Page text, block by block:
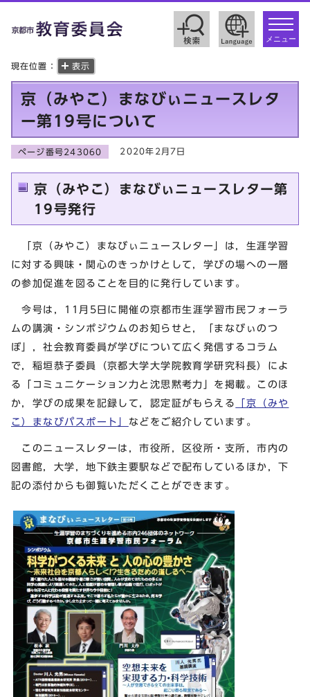
toggle
メニュー
現在位置： 表示
京（みやこ）まなびぃニュースレタ
ー第19号について
ページ番号243060 2020年2月7日
京（みやこ）まなびぃニュースレター第
19号発行
「京（みやこ）まなびぃニュースレター」は，生涯学習
に対する興味・関心のきっかけとして，学びの場への一層
の参加促進を図ることを目的に発行しています。
今号は，11月5日に開催の京都市生涯学習市民フォーラ
ムの講演・シンポジウムのお知らせと，「まなびぃのつ
ぼ」，社会教育委員が学びについて広く発信するコラム
で，稲垣恭子委員（京都大学大学院教育学研究科長）によ
る「コミュニケーション力と沈思黙考力」を掲載。このほ
か，学びの成果を記録して，認定証がもらえる
「京（みや
こ）まなびパスポート」 などをご紹介しています。
このニュースレターは，市役所，区役所・支所，市内の
図書館，大学，地下鉄主要駅などで配布しているほか，下
記の添付からも御覧いただくことができます。